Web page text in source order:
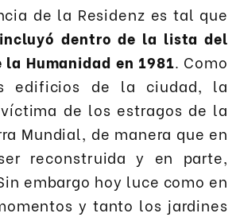
de la Residenz es tal que
dentro de la lista del
Humanidad en 1981. Como
edificios de la ciudad, la
de los estragos de la
Mundial, de manera que en
reconstruida y en parte,
embargo hoy luce como en
y tanto los jardines